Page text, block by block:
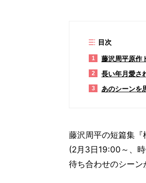
目次
1 藤沢周平原作
2 長い年月愛さ
3 あのシーンを
藤沢周平の短篇集
(2月3日19:00～、
待ち合わせのシーン